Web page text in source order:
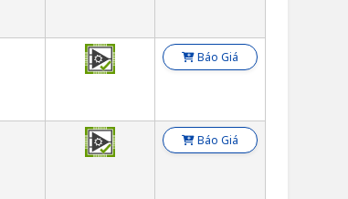
Báo Giá
Báo Giá